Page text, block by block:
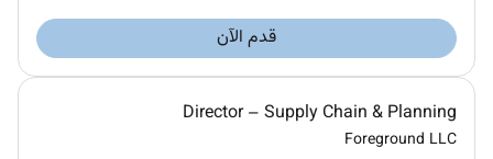
قدم الآن
Director – Supply Chain & Planning
Foreground LLC